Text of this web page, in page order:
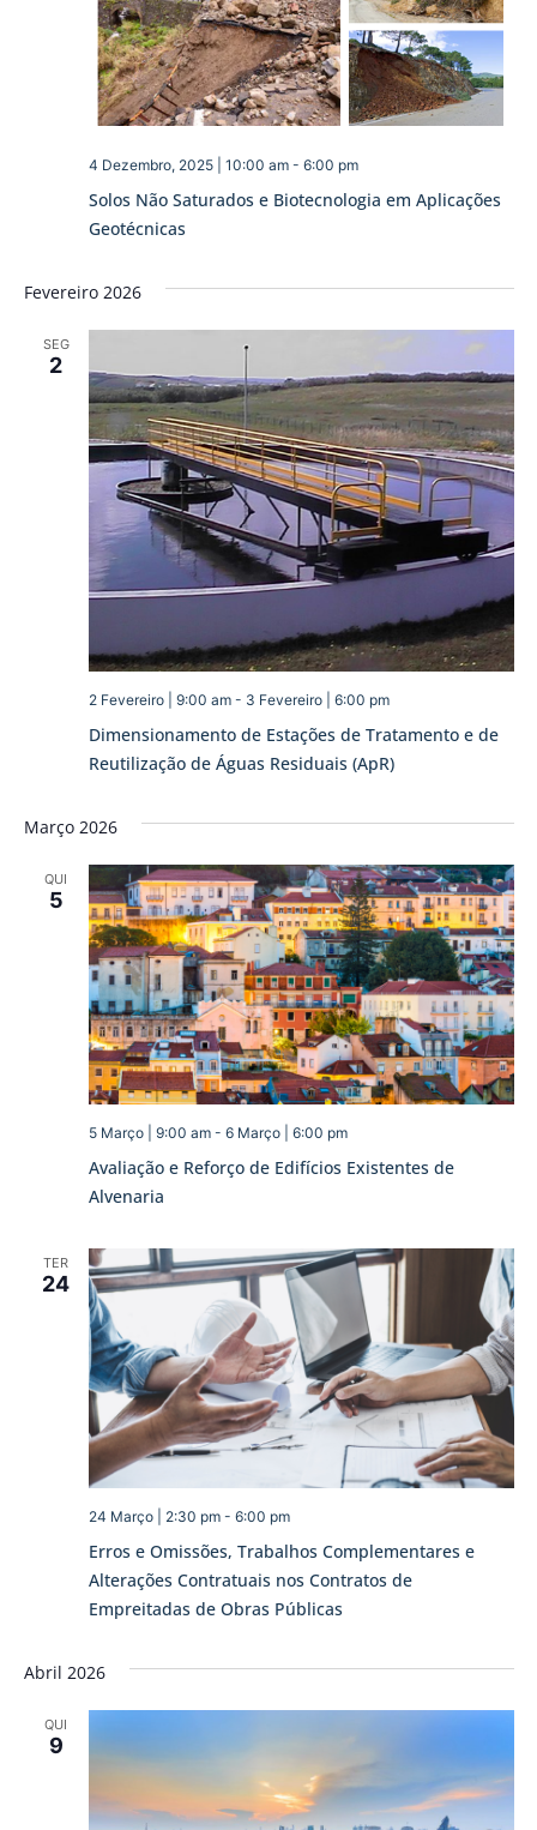
Solos Não Saturados e Biotecnologia em Aplicações
Geotécnicas
4 Dezembro, 2025 | 10:00 am- 6:00 pm
Fevereiro 2026
SEG
2
Dimensionamento de Estações de Tratamento e de
Reutilização de Águas Residuais (ApR)
2 Fevereiro | 9:00 am- 3 Fevereiro | 6:00 pm
Março 2026
QUI
5
Avaliação e Reforço de Edifícios Existentes de
Alvenaria
5 Março | 9:00 am- 6 Março | 6:00 pm
TER
24
Erros e Omissões, Trabalhos Complementares e
Alterações Contratuais nos Contratos de
Empreitadas de Obras Públicas
24 Março | 2:30 pm- 6:00 pm
Abril 2026
QUI
9